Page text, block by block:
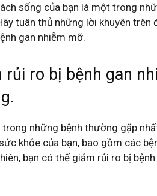
sống của bạn là một trong
tuân thủ những lời khuyên
gan nhiễm mỡ.
rủi ro bị bệnh gan
những bệnh thường gặp
khỏe của bạn, bao gồm các
bạn có thể giảm rủi ro bị